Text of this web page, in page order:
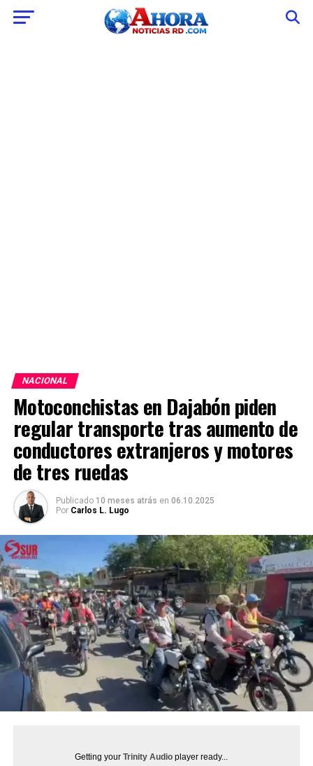
NACIONAL
Motoconchistas en Dajabón piden
regular transporte tras aumento de
conductores extranjeros y motores
de tres ruedas
Publicado 10 meses atrás en 06.10.2025
Por Carlos L. Lugo
Getting your Trinity Audioplayer ready...